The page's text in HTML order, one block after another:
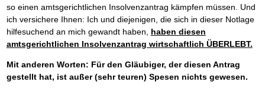
so einen amtsgerichtlichen Insolvenzantrag kämpfen müssen. Und
ich versichere Ihnen: Ich und diejenigen, die sich in dieser Notlage
hilfesuchend an mich gewandt haben, haben diesen
amtsgerichtlichen Insolvenzantrag wirtschaftlich ÜBERLEBT.
Mit anderen Worten: Für den Gläubiger, der diesen Antrag
gestellt hat, ist außer (sehr teuren) Spesen nichts gewesen.